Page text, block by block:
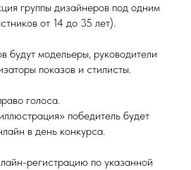
группы дизайнеров под одним
от 14 до 35 лет).
будут модельеры, руководители
показов и стилисты.
голоса.
победитель будет
в день конкурса.
регистрацию по указанной